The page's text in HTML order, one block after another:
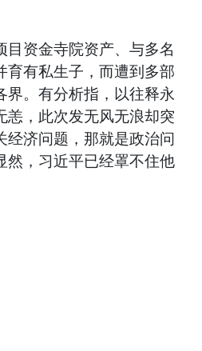
目资金寺院资产、与多名
育有私生子，而遭到多部
界。有分析指，以往释永
恙，此次发无风无浪却突
经济问题，那就是政治问
然，习近平已经罩不住他